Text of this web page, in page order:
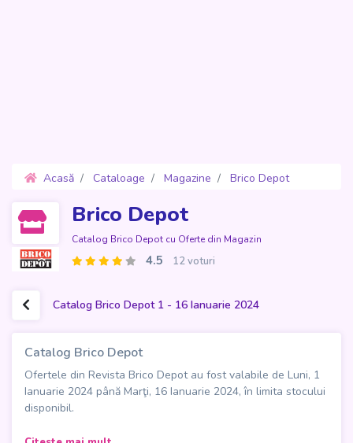
Acasă Cataloage Magazine
Brico Depot
Brico Depot
Catalog Brico Depot cu Oferte din Magazin
4.5 12 voturi
Catalog Brico Depot 1 - 16 Ianuarie 2024
Catalog Brico Depot
Ofertele din Revista Brico Depot au fost valabile de Luni, 1
Ianuarie 2024 până Marţi, 16 Ianuarie 2024, în limita stocului
disponibil.
În paginile bogate ale Catalogului Brico Depot pentru